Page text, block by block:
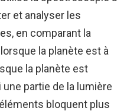
et analyser les
en comparant la
la planète est à
la planète est
une partie de la lumière
bloquent plus